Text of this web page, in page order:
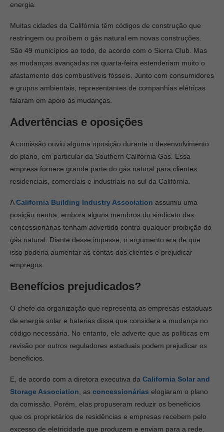
energia.
Muitas cidades da Califórnia têm códigos de construção que
restringem ou proíbem o gás natural em novas construções.
São 49 municípios ao todo, de acordo com o Sierra Club. Mas
as mudanças avançadas na quarta-feira estenderiam muito o
afastamento dos combustíveis fósseis. Junto com consumidores
e grupos ambientais, representantes de companhias elétricas
falaram em apoio às mudanças.
Advertências e oposições
A comissão ouviu alguma oposição durante o desenvolvimento
do plano, em particular da Southern California Gas. Essa
empresa fornece grande parte do gás natural para clientes
residenciais, comerciais e industriais no sul da Califórnia.
ACalifornia Building Industry Association assumiu uma
posição neutra, embora alguns membros do sindicato das
concessionárias tenham advertido contra qualquer proibição do
gás natural. Diante desse impasse, o argumento era de que
isso poderia aumentar as contas dos clientes e prejudicar
empregos.
Benefícios prejudicados?
O chefe da organização que representa as empresas estaduais
de energia solar e baterias disse que considera a mudança no
código necessária. No entanto, ele adverte que as políticas em
revisão por outros reguladores estaduais podem prejudicar os
benefícios.
E, de acordo com a diretora executiva da California Solar and
Storage Association , as concessionárias elogiaram o plano
da comissão. Porém, elas propuseram reduzir os benefícios
que os proprietários de residências e empresas recebem pelo
excesso de eletricidade que produzem e enviam para a rede.